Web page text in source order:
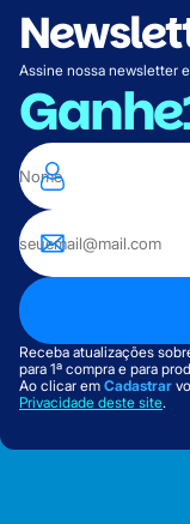
Assine nossa newsletter e
Ganhe
Receba atualizações
para 1ª compra e para
Ao clicar em Cadastrar
Privacidade deste site.